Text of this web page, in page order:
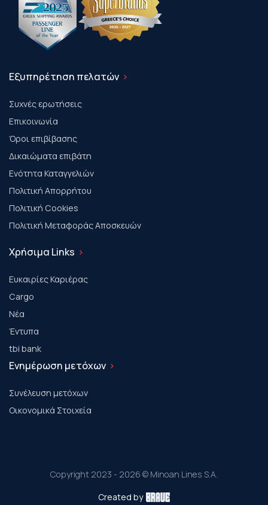
Εξυπηρέτηση πελατών
Συχνές ερωτήσεις
Επικοινωνία
Όροι επιβίβασης
Δικαιώματα επιβάτη
Ενότητα Καταγγελιών
Πολιτική Απορρήτου
Πολιτική Cookies
Πολιτική Μεταφοράς Αποσκευών
Χρήσιμα Links
Ευκαιρίες Καριέρας
Cargo
Νέα
Έντυπα
tbi bank
Ενημέρωση μετόχων
Συνέλευση μετόχων
Οικονομικά Στοιχεία
Copyright 2023 - 2026 © Minoan Lines S.A.
Created by